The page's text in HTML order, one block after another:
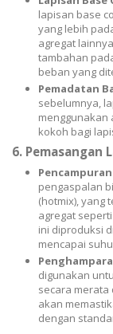
lapisan base
yang lebih
agregat
tambahan
beban yang
Pemadatan
sebelumnya,
menggunakan
kokoh bagi
6. Pemasangan
pengaspalan
(hotmix), yang
agregat
ini diproduksi
mencapai
digunakan
secara merata
akan
dengan